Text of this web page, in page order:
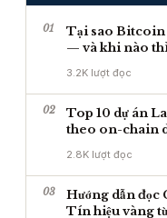
01
Tại sao
— và khi nào thì
3.2K lượt đọc
02
Top 10 dự án
theo on-chain
2.8K lượt đọc
03
Hướng dẫn
Tín hiệu vàng